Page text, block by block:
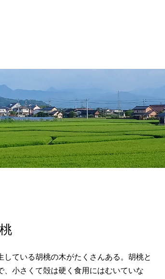
している胡桃の木がたくさんある。胡桃と
、小さくて殻は硬く食用にはむいていな